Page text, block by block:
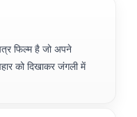
फिल्म है जो अपने
को दिखाकर जंगली में